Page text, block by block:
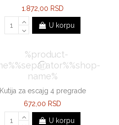
1.872,00 RSD
U korpu
Kutija za escajg 4 pregrade
672,00 RSD
U korpu